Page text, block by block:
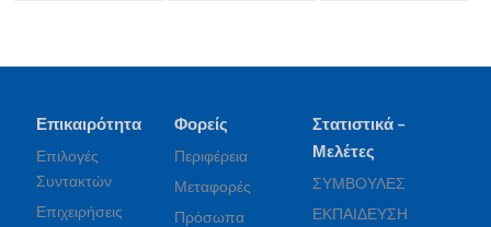
Επικαιρότητα
Επιλογές
Συντακτών
Επιχειρήσεις
Φορείς
Περιφέρεια
Μεταφορές
Πρόσωπα
Στατιστικά –
Μελέτες
ΣΥΜΒΟΥΛΕΣ
ΕΚΠΑΙΔΕΥΣΗ